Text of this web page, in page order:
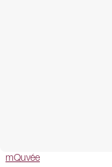
mQuvée